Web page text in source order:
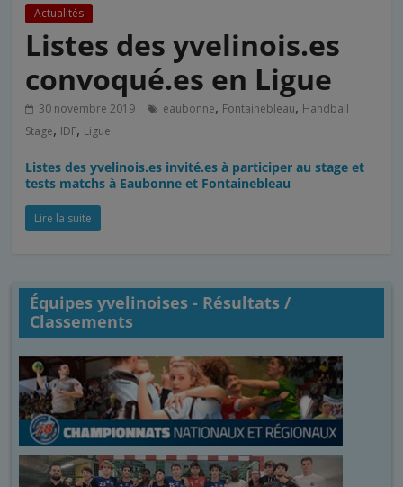
Actualités
Listes des yvelinois.es
convoqué.es en Ligue
30 novembre 2019 eaubonne, Fontainebleau, Handball
Stage, IDF, Ligue
Listes des yvelinois.es invité.es à participer au stage et
tests matchs à Eaubonne et Fontainebleau
Lire la suite
Équipes yvelinoises - Résultats /
Classements